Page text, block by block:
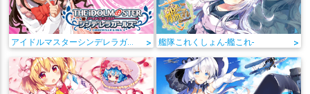
アイドルマスターシンデレラガールズ > 艦隊これくしょん-艦これ- >